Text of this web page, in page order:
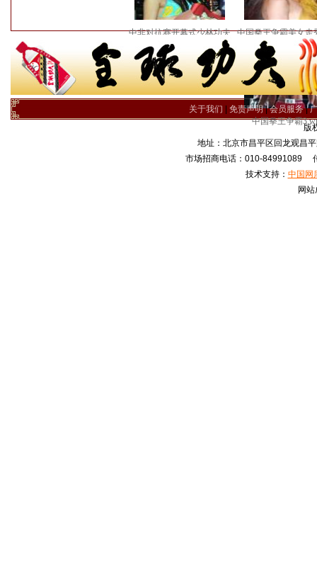
中非对抗赛开幕式少林功夫
表演
中国拳王争霸美女走
中国拳王争霸
关于我们 免责声明|会员服务|
版
地址：北京市昌平区回龙观昌
市场招商电话：010-84991089
技术支持： 中国网
网